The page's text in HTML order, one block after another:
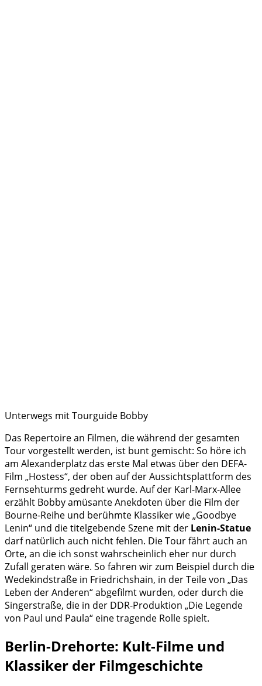
Unterwegs mit Tourguide Bobby
Das Repertoire an Filmen, die während der gesamten
Tour vorgestellt werden, ist bunt gemischt: So höre ich
am Alexanderplatz das erste Mal etwas über den DEFA-
Film „Hostess“, der oben auf der Aussichtsplattform des
Fernsehturms gedreht wurde. Auf der Karl-Marx-Allee
erzählt Bobby amüsante Anekdoten über die Film der
Bourne-Reihe und berühmte Klassiker wie „Goodbye
Lenin“ und die titelgebende Szene mit der Lenin-Statue
darf natürlich auch nicht fehlen. Die Tour fährt auch an
Orte, an die ich sonst wahrscheinlich eher nur durch
Zufall geraten wäre. So fahren wir zum Beispiel durch die
Wedekindstraße in Friedrichshain, in der Teile von „Das
Leben der Anderen“ abgefilmt wurden, oder durch die
Singerstraße, die in der DDR-Produktion „Die Legende
von Paul und Paula“ eine tragende Rolle spielt.
Berlin-Drehorte: Kult-Filme und
Klassiker der Filmgeschichte